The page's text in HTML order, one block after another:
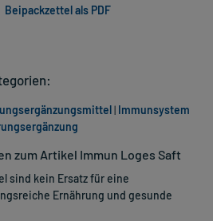
Beipackzettel als PDF
zum Artikel Immun Loges Saft
sind kein Ersatz für eine
Ernährung und gesunde
| Immunsystem